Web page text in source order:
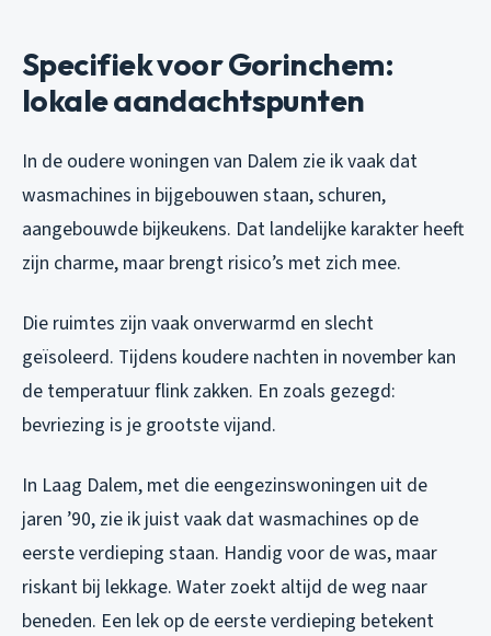
Specifiek voor Gorinchem:
lokale aandachtspunten
In de oudere woningen van Dalem zie ik vaak dat
wasmachines in bijgebouwen staan, schuren,
aangebouwde bijkeukens. Dat landelijke karakter heeft
zijn charme, maar brengt risico’s met zich mee.
Die ruimtes zijn vaak onverwarmd en slecht
geïsoleerd. Tijdens koudere nachten in november kan
de temperatuur flink zakken. En zoals gezegd:
bevriezing is je grootste vijand.
In Laag Dalem, met die eengezinswoningen uit de
jaren ’90, zie ik juist vaak dat wasmachines op de
eerste verdieping staan. Handig voor de was, maar
riskant bij lekkage. Water zoekt altijd de weg naar
beneden. Een lek op de eerste verdieping betekent